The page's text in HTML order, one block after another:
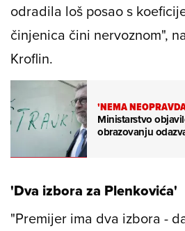
odradila loš posao s
činjenica čini nervoznom",
Kroflin.
'NEMA
Ministarstvo
obrazovanju
'Dva izbora za Plenkovića'
"Premijer ima dva izbora -